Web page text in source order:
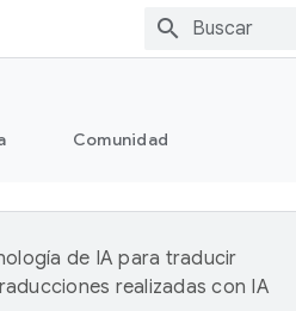
Comunidad
de IA para traducir
realizadas con IA